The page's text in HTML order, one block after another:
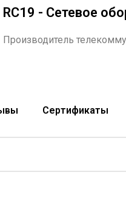
RC19 - Сетевое
Производитель
Сертификаты